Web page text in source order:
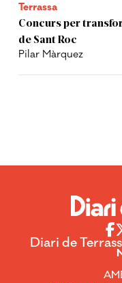
Terrassa
Concurs per
de Sant Roc
Pilar Màrquez
Diari de